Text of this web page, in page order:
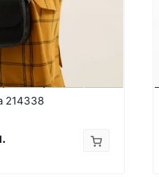
214338